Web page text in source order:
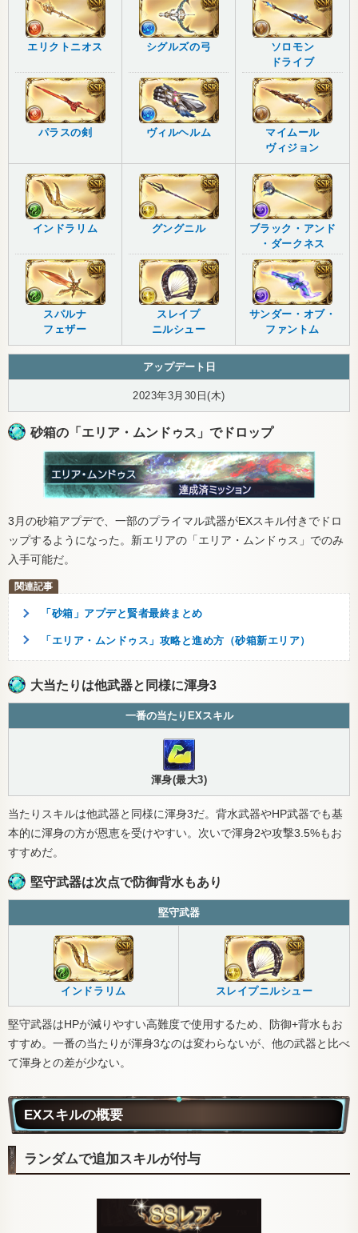
エリクトニオス
パラスの剣
シグルズの弓
ヴィルヘルム
ソロモン
ドライブ
マイムール
ヴィジョン
インドラリム
スパルナ
フェザー
グングニル
スレイプ
ニルシュー
ブラック・アンド
・ダークネス
サンダー・オブ・
ファントム
アップデート日
2023年3月30日(木)
砂箱の「エリア・ムンドゥス」でドロップ
3月の砂箱アプデで、一部のプライマル武器がEXスキル付きでドロ
ップするようになった。新エリアの「エリア・ムンドゥス」でのみ
入手可能だ。
「砂箱」アプデと賢者最終まとめ
「エリア・ムンドゥス」攻略と進め方（砂箱新エリア）
大当たりは他武器と同様に渾身3
一番の当たりEXスキル
渾身(最大3)
当たりスキルは他武器と同様に渾身3だ。背水武器やHP武器でも基
本的に渾身の方が恩恵を受けやすい。次いで渾身2や攻撃3.5%もお
すすめだ。
堅守武器は次点で防御背水もあり
堅守武器
インドラリム スレイプニルシュー
堅守武器はHPが減りやすい高難度で使用するため、防御+背水もお
すすめ。一番の当たりが渾身3なのは変わらないが、他の武器と比べ
て渾身との差が少ない。
EXスキルの概要
ランダムで追加スキルが付与